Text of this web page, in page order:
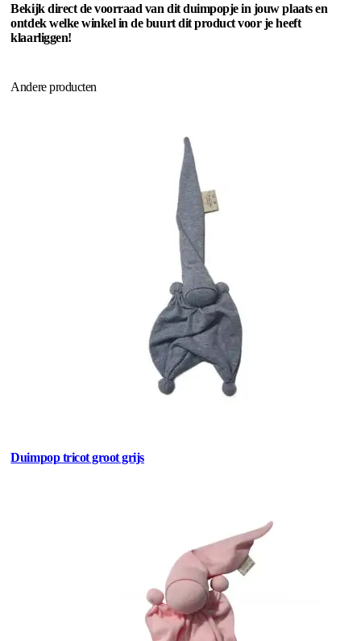
Bekijk direct de voorraad van dit duimpopje in jouw plaats en
ontdek welke winkel in de buurt dit product voor je heeft
klaarliggen!
Andere producten
Duimpop tricot groot grijs